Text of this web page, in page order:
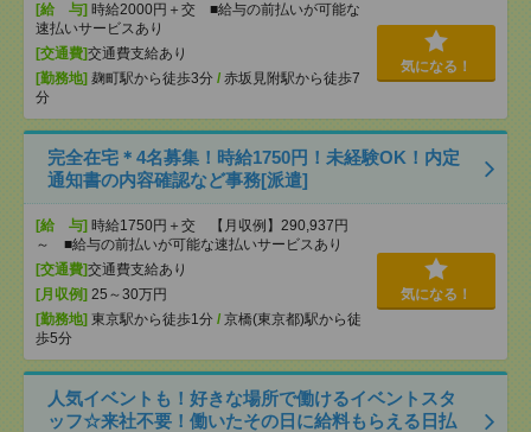
[給 与] 時給2000円＋交 ■給与の前払いが可能な
速払いサービスあり
[交通費]交通費支給あり
[勤務地] 麹町駅から徒歩3分 / 赤坂見附駅から徒歩7
分
気になる！
完全在宅＊4名募集！時給1750円！未経験OK！内定
通知書の内容確認など事務[派遣]
[給 与] 時給1750円＋交 【月収例】290,937円
～ ■給与の前払いが可能な速払いサービスあり
[交通費]交通費支給あり
[月収例] 25～30万円
[勤務地] 東京駅から徒歩1分 / 京橋(東京都)駅から徒
歩5分
気になる！
人気イベントも！好きな場所で働けるイベントスタ
ッフ☆来社不要！働いたその日に給料もらえる日払